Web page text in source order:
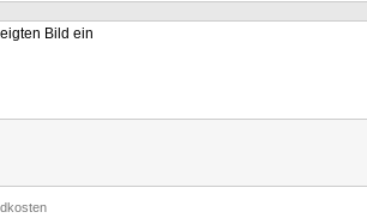
Bild ein